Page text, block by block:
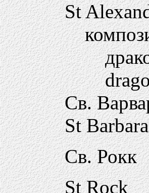
St
Св.
St Barbara
Св. Рокк
St Rock